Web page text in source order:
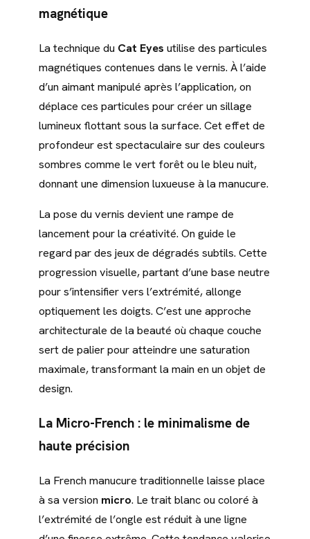
magnétique
La technique du Cat Eyes utilise des particules
magnétiques contenues dans le vernis. À l’aide
d’un aimant manipulé après l’application, on
déplace ces particules pour créer un sillage
lumineux flottant sous la surface. Cet effet de
profondeur est spectaculaire sur des couleurs
sombres comme le vert forêt ou le bleu nuit,
donnant une dimension luxueuse à la manucure.
La pose du vernis devient une rampe de
lancement pour la créativité. On guide le
regard par des jeux de dégradés subtils. Cette
progression visuelle, partant d’une base neutre
pour s’intensifier vers l’extrémité, allonge
optiquement les doigts. C’est une approche
architecturale de la beauté où chaque couche
sert de palier pour atteindre une saturation
maximale, transformant la main en un objet de
design.
La Micro-French : le minimalisme de
haute précision
La French manucure traditionnelle laisse place
à sa version micro. Le trait blanc ou coloré à
l’extrémité de l’ongle est réduit à une ligne